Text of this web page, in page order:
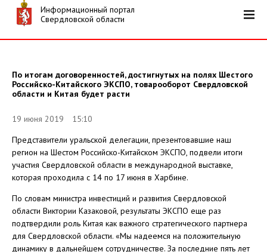
Информационный портал
Свердловской области
По итогам договоренностей, достигнутых на полях Шестого
Российско-Китайского ЭКСПО, товарооборот Свердловской
области и Китая будет расти
19 июня 2019 15:10
Представители уральской делегации, презентовавшие наш
регион на Шестом Российско-Китайском ЭКСПО, подвели итоги
участия Свердловской области в международной выставке,
которая проходила с 14 по 17 июня в Харбине.
По словам министра инвестиций и развития Свердловской
области Виктории Казаковой, результаты ЭКСПО еще раз
подтвердили роль Китая как важного стратегического партнера
для Свердловской области. «Мы надеемся на положительную
динамику в дальнейшем сотрудничестве. За последние пять лет